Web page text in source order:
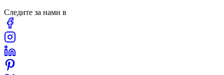
Следите за нами в